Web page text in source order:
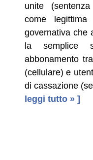
unite
come
governativa che
la semplice
abbonamento
(cellulare) e
di cassazione
leggi tutto » ]